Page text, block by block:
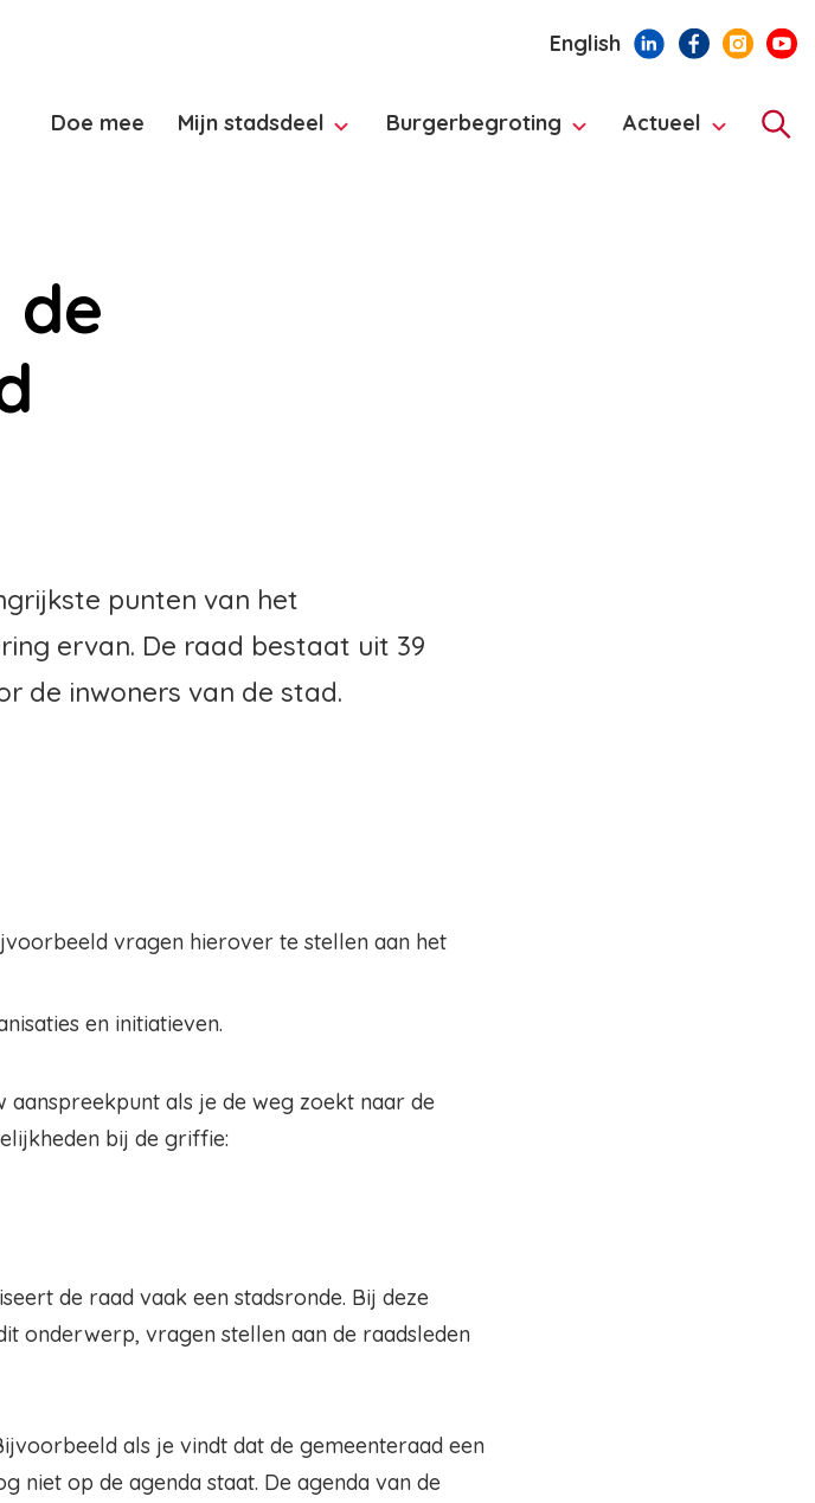
English
Doe mee Mijn stadsdeel Burgerbegroting Actueel
de
punten van het
ervan. De raad bestaat uit 39
de inwoners van de stad.
vragen hierover te stellen aan het
en initiatieven.
als je de weg zoekt naar de
bij de griffie:
de raad vaak een stadsronde. Bij deze
onderwerp, vragen stellen aan de raadsleden
als je vindt dat de gemeenteraad een
niet op de agenda staat. De agenda van de